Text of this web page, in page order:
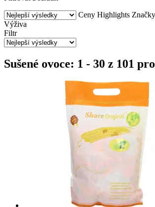
Ceny Highlights Značky
Výživa
Filtr
Sušené ovoce: 1 - 30 z 101